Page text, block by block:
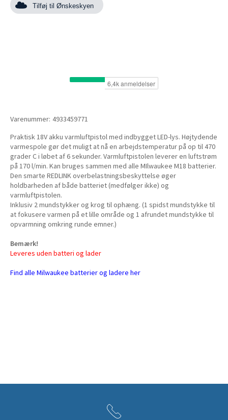
Tilføj til Ønskeskyen
Varenummer: 4933459771
Praktisk 18V akku varmluftpistol med indbygget LED-lys. Højtydende
varmespole gør det muligt at nå en arbejdstemperatur på op til 470
grader C i løbet af 6 sekunder. Varmluftpistolen leverer en luftstrøm
på 170 l/min. Kan bruges sammen med alle MIlwaukee M18 batterier.
Den smarte REDLINK overbelastningsbeskyttelse øger
holdbarheden af både batteriet (medfølger ikke) og
varmluftpistolen.
Inklusiv 2 mundstykker og krog til ophæng. (1 spidst mundstykke til
at fokusere varmen på et lille område og 1 afrundet mundstykke til
opvarmning omkring runde emner.)
Bemærk!
Leveres uden batteri og lader
Find alle Milwaukee batterier og ladere her